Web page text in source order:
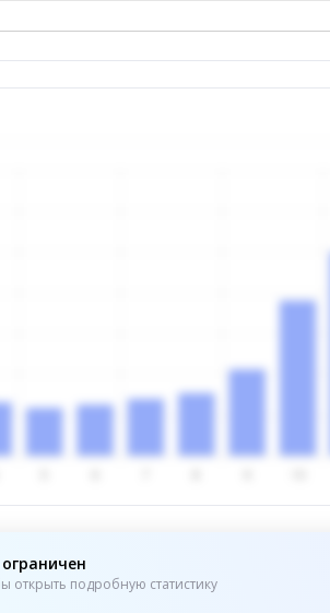
открыть подробную статистику